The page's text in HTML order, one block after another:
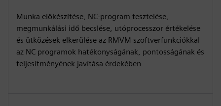
Munka előkészítése, NC-program tesztelése,
megmunkálási idő becslése, utóprocesszor értékelése
és ütközések elkerülése az RMVM szoftverfunkciókkal
az NC programok hatékonyságának, pontosságának és
teljesítményének javítása érdekében